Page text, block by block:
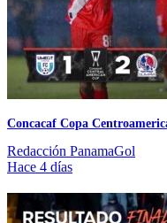
Concacaf Copa
Redacción PanamaGol
Hace 4 días